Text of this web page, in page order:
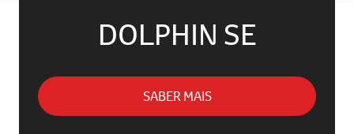
DOLPHIN SE
SABER MAIS